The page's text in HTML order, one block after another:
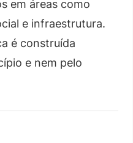
em áreas como
e infraestrutura.
é construída
e nem pelo